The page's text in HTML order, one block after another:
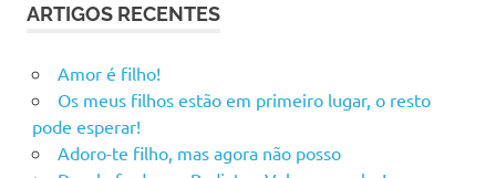
ARTIGOS RECENTES
Amor é filho!
Os meus filhos estão em primeiro lugar, o resto
pode esperar!
Adoro-te filho, mas agora não posso